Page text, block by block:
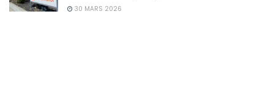
30 MARS 2026